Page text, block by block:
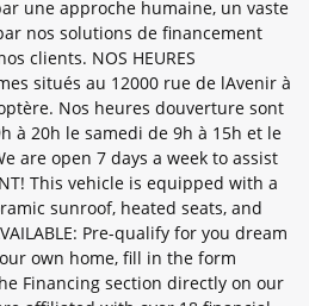
une approche humaine, un vaste
nos solutions de financement
clients. NOS HEURES
situés au 12000 rue de lAvenir à
Nos heures douverture sont
à 20h le samedi de 9h à 15h et le
are open 7 days a week to assist
This vehicle is equipped with a
sunroof, heated seats, and
Pre-qualify for you dream
own home, fill in the form
Financing section directly on our